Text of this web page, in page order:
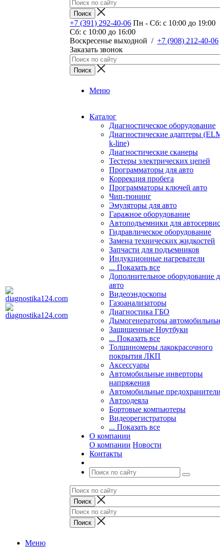
+7 (391) 292-40-06 Пн - Сб: c 10:00 до 19:00
Сб: c 10:00 до 16:00
​Воскресенье выходной / +7 (908) 212-40-06
Заказать звонок
Меню
Каталог
Диагностическое оборудование
Диагностические адаптеры
k-line)
Диагностические сканеры
Тестеры электрических цепей
Программаторы для авто
Коррекция пробега
Программаторы ключей авто
Чип-тюнинг
Эмуляторы для авто
Гаражное оборудование
Автоподъемники для
Гидравлическое оборудование
Замена технических жидкостей
Запчасти для подъемников
Индукционные нагреватели
... Показать все
Дополнительное оборудование
авто
Видеоэндоскопы
Газоанализаторы
Диагностика ГБО
Дымогенераторы
Защищенные Ноутбуки
... Показать все
Толщиномеры лакокрасочного
покрытия ЛКП
Аксессуары
Автомобильные инверторы
напряжения
Автомобильные
Автоодеяла
Бортовые компьютеры
Видеорегистраторы
... Показать все
О компании
О компании Новости
Контакты
Меню